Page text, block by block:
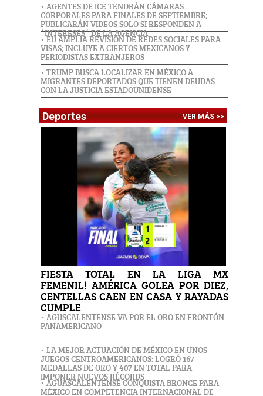
• AGENTES DE ICE TENDRÁN CÁMARAS
CORPORALES PARA FINALES DE SEPTIEMBRE;
PUBLICARÁN VIDEOS SOLO SI RESPONDEN A
`INTERESES´ DE LA AGENCIA
• EU AMPLÍA REVISIÓN DE REDES SOCIALES PARA
VISAS; INCLUYE A CIERTOS MEXICANOS Y
PERIODISTAS EXTRANJEROS
• TRUMP BUSCA LOCALIZAR EN MÉXICO A
MIGRANTES DEPORTADOS QUE TIENEN DEUDAS
CON LA JUSTICIA ESTADOUNIDENSE
Deportes VER MÁS >>
FIESTA TOTAL EN LA LIGA MX
FEMENIL! AMÉRICA GOLEA POR DIEZ,
CENTELLAS CAEN EN CASA Y RAYADAS
CUMPLE
• AGUSCALENTENSE VA POR EL ORO EN FRONTÓN
PANAMERICANO
• LA MEJOR ACTUACIÓN DE MÉXICO EN UNOS
JUEGOS CENTROAMERICANOS: LOGRÓ 167
MEDALLAS DE ORO Y 407 EN TOTAL PARA
IMPONER NUEVOS RÉCORDS
• AGUASCALENTENSE CONQUISTA BRONCE PARA
MÉXICO EN COMPETENCIA INTERNACIONAL DE